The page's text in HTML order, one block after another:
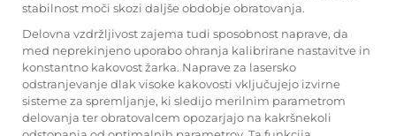
stabilnost moči skozi daljše obdobje obratovanja.
Delovna vzdržljivost zajema tudi sposobnost naprave, da
med neprekinjeno uporabo ohranja kalibrirane nastavitve in
konstantno kakovost žarka. Naprave za lasersko
odstranjevanje dlak visoke kakovosti vključujejo izvirne
sisteme za spremljanje, ki sledijo merilnim parametrom
delovanja ter obratovalcem opozarjajo na kakršnekoli